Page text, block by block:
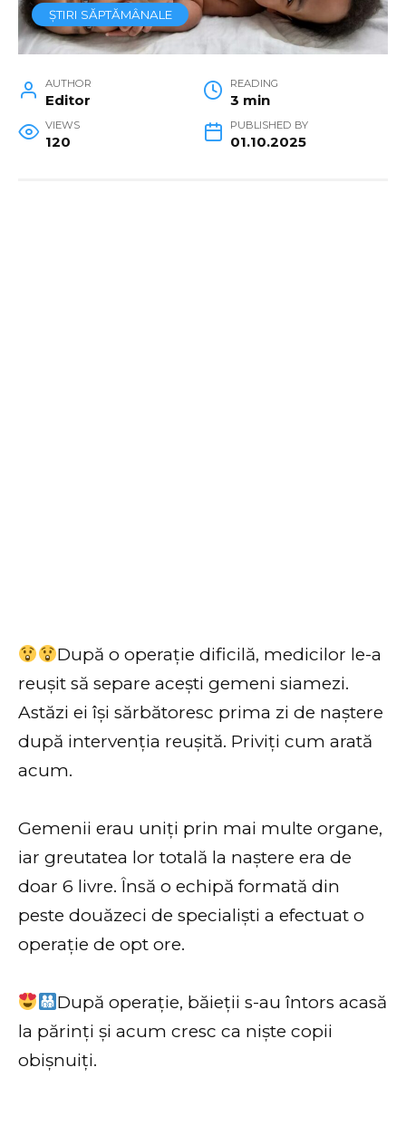
ȘTIRI SĂPTĂMÂNALE
AUTHOR
Editor
READING
3 min
VIEWS
120
PUBLISHED BY
01.10.2025
După o operație dificilă, medicilor le-a
reușit să separe acești gemeni siamezi.
Astăzi ei își sărbătoresc prima zi de naștere
după intervenția reușită. Priviți cum arată
acum.
Gemenii erau uniți prin mai multe organe,
iar greutatea lor totală la naștere era de
doar 6 livre. Însă o echipă formată din
peste douăzeci de specialiști a efectuat o
operație de opt ore.
După operație, băieții s-au întors acasă
la părinți și acum cresc ca niște copii
obișnuiți.